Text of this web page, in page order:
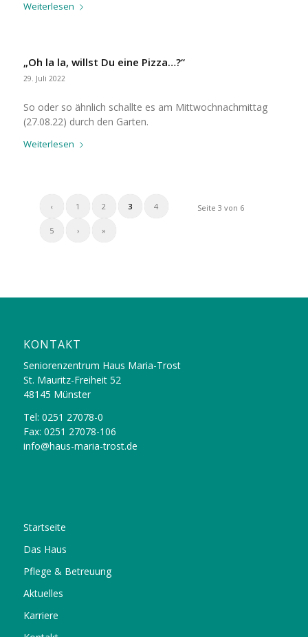
Weiterlesen
„Oh la la, willst Du eine Pizza…?“
29. Juli 2022
So oder so ähnlich schallte es am Mittwochnachmittag
(27.08.22) durch den Garten.
Weiterlesen
Seite 3 von 6
‹ 1 2 3 4
5 › »
KONTAKT
Seniorenzentrum Haus Maria-Trost
St. Mauritz-Freiheit 52
48145 Münster
Tel: 0251 27078-0
Fax: 0251 27078-106
info@haus-maria-trost.de
Startseite
Das Haus
Pflege & Betreuung
Aktuelles
Karriere